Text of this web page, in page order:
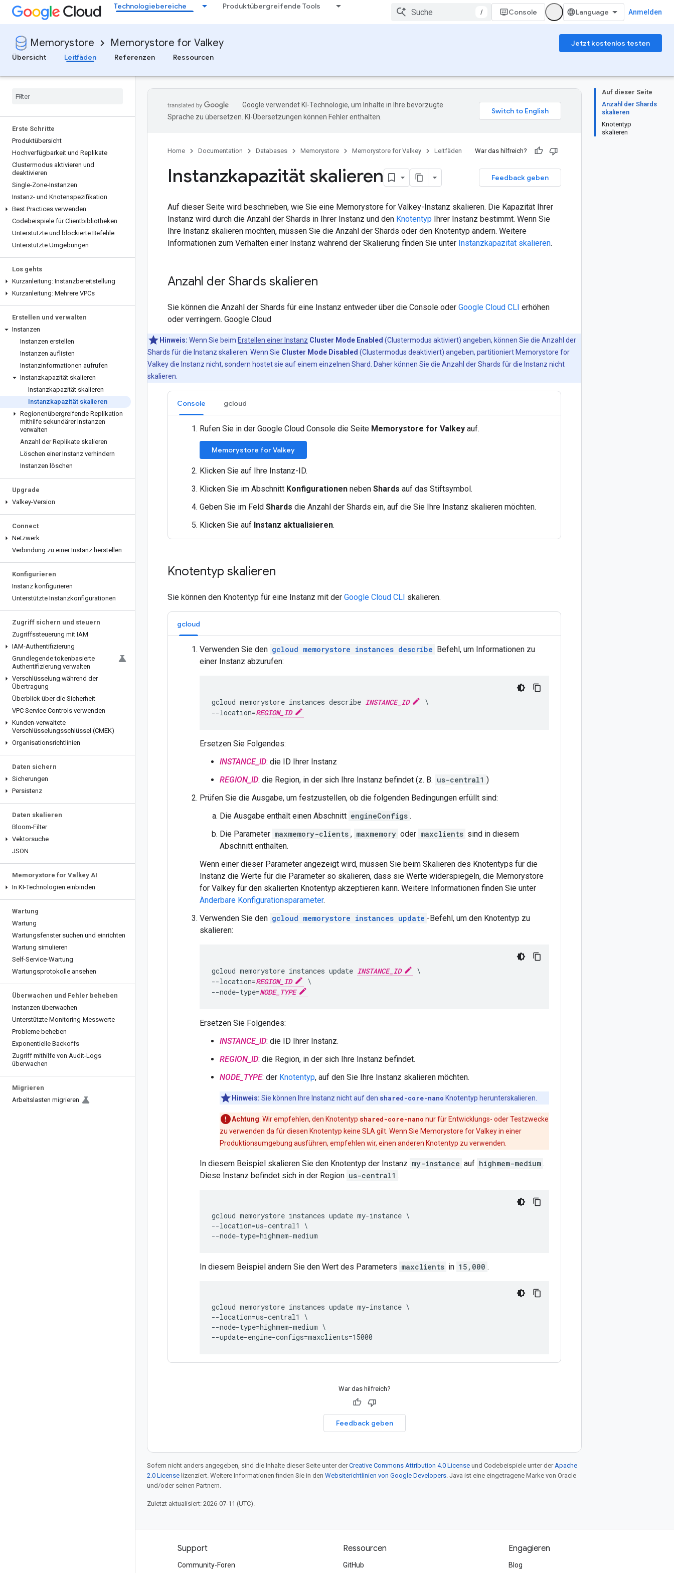
Technologiebereiche Produktübergreifende Tools
/ Console Anmelden
Memorystore Memorystore for Valkey
Jetzt kostenlos testen
Übersicht
Leitfäden Referenzen Ressourcen
Erste Schritte
Produktübersicht
Hochverfügbarkeit und Replikate
Clustermodus aktivieren und
deaktivieren
Single-Zone-Instanzen
Instanz- und Knotenspezifikation
Best Practices verwenden
Codebeispiele für Clientbibliotheken
Unterstützte und blockierte Befehle
Unterstützte Umgebungen
Los gehts
Kurzanleitung: Instanzbereitstellung
Kurzanleitung: Mehrere VPCs
Erstellen und verwalten
Instanzen
Instanzen erstellen
Instanzen auflisten
Instanzinformationen aufrufen
Instanzkapazität skalieren
Instanzkapazität skalieren
Instanzkapazität skalieren
Regionenübergreifende Replikation
mithilfe sekundärer Instanzen
verwalten
Anzahl der Replikate skalieren
Löschen einer Instanz verhindern
Instanzen löschen
Upgrade
Valkey-Version
Connect
Netzwerk
Verbindung zu einer Instanz herstellen
Konfigurieren
Instanz konfigurieren
Unterstützte Instanzkonfigurationen
Zugriff sichern und steuern
Zugriffssteuerung mit IAM
IAM-Authentifizierung
Grundlegende tokenbasierte
Authentifizierung verwalten
Verschlüsselung während der
Übertragung
Überblick über die Sicherheit
VPC Service Controls verwenden
Kunden-verwaltete
Verschlüsselungsschlüssel (CMEK)
Organisationsrichtlinien
Daten sichern
Sicherungen
Persistenz
Daten skalieren
Bloom-Filter
Vektorsuche
JSON
Memorystore for Valkey AI
In KI-Technologien einbinden
Wartung
Wartung
Wartungsfenster suchen und einrichten
Wartung simulieren
Self-Service-Wartung
Wartungsprotokolle ansehen
Überwachen und Fehler beheben
Instanzen überwachen
Unterstützte Monitoring-Messwerte
Probleme beheben
Exponentielle Backoffs
Zugriff mithilfe von Audit-Logs
überwachen
Migrieren
Arbeitslasten migrieren
Auf dieser Seite
Anzahl der Shards
skalieren
Knotentyp
skalieren
Google verwendet KI-Technologie, um Inhalte in Ihre bevorzugte
Sprache zu übersetzen. KI-Übersetzungen können Fehler enthalten.
Home Documentation Databases Memorystore Memorystore for Valkey Leitfäden War das hilfreich?
Feedback geben
Instanzkapazität skalieren
Auf dieser Seite wird beschrieben, wie Sie eine Memorystore for Valkey-Instanz skalieren. Die Kapazität Ihrer
Instanz wird durch die Anzahl der Shards in Ihrer Instanz und den Knotentyp Ihrer Instanz bestimmt. Wenn Sie
Ihre Instanz skalieren möchten, müssen Sie die Anzahl der Shards oder den Knotentyp ändern. Weitere
Informationen zum Verhalten einer Instanz während der Skalierung finden Sie unter Instanzkapazität skalieren.
Anzahl der Shards skalieren
Sie können die Anzahl der Shards für eine Instanz entweder über die Console oder Google Cloud CLI erhöhen
oder verringern. Google Cloud
Hinweis: Wenn Sie beim Erstellen einer Instanz Cluster Mode Enabled (Clustermodus aktiviert) angeben, können Sie die Anzahl der
Shards für die Instanz skalieren. Wenn Sie Cluster Mode Disabled (Clustermodus deaktiviert) angeben, partitioniert Memorystore for
Valkey die Instanz nicht, sondern hostet sie auf einem einzelnen Shard. Daher können Sie die Anzahl der Shards für die Instanz nicht
skalieren.
Console gcloud
Rufen Sie in der Google Cloud Console die Seite Memorystore for Valkey auf.
Memorystore for Valkey
Klicken Sie auf Ihre Instanz-ID.
Klicken Sie im Abschnitt Konfigurationen neben Shards auf das Stiftsymbol.
Geben Sie im Feld Shards die Anzahl der Shards ein, auf die Sie Ihre Instanz skalieren möchten.
Klicken Sie auf Instanz aktualisieren.
Knotentyp skalieren
Sie können den Knotentyp für eine Instanz mit der Google Cloud CLI skalieren.
gcloud
Verwenden Sie den gcloud memorystore instances describe Befehl, um Informationen zu
einer Instanz abzurufen:
gcloud memorystore instances describe INSTANCE_ID
\
--location=REGION_ID
Ersetzen Sie Folgendes:
INSTANCE_ID: die ID Ihrer Instanz
REGION_ID: die Region, in der sich Ihre Instanz befindet (z. B. us-central1 )
Prüfen Sie die Ausgabe, um festzustellen, ob die folgenden Bedingungen erfüllt sind:
Die Ausgabe enthält einen Abschnitt engineConfigs .
Die Parameter maxmemory-clients , maxmemory oder maxclients sind in diesem
Abschnitt enthalten.
Wenn einer dieser Parameter angezeigt wird, müssen Sie beim Skalieren des Knotentyps für die
Instanz die Werte für die Parameter so skalieren, dass sie Werte widerspiegeln, die Memorystore
for Valkey für den skalierten Knotentyp akzeptieren kann. Weitere Informationen finden Sie unter
Änderbare Konfigurationsparameter.
Verwenden Sie den gcloud memorystore instances update -Befehl, um den Knotentyp zu
skalieren:
gcloud memorystore instances update INSTANCE_ID
\
--location=REGION_ID
\
--node-type=NODE_TYPE
Ersetzen Sie Folgendes:
INSTANCE_ID: die ID Ihrer Instanz.
REGION_ID: die Region, in der sich Ihre Instanz befindet.
NODE_TYPE: der Knotentyp, auf den Sie Ihre Instanz skalieren möchten.
Hinweis: Sie können Ihre Instanz nicht auf den shared-core-nano Knotentyp herunterskalieren.
Achtung: Wir empfehlen, den Knotentyp shared-core-nano nur für Entwicklungs- oder Testzwecke
zu verwenden da für diesen Knotentyp keine SLA gilt. Wenn Sie Memorystore for Valkey in einer
Produktionsumgebung ausführen, empfehlen wir, einen anderen Knotentyp zu verwenden.
In diesem Beispiel skalieren Sie den Knotentyp der Instanz my-instance auf highmem-medium .
Diese Instanz befindet sich in der Region us-central1 .
gcloud memorystore instances update my-instance \
--location=us-central1 \
In diesem Beispiel ändern Sie den Wert des Parameters maxclients in 15,000 .
gcloud memorystore instances update my-instance \
--location=us-central1 \
--node-type=highmem-medium \
War das hilfreich?
Feedback geben
Sofern nicht anders angegeben, sind die Inhalte dieser Seite unter derCreative Commons Attribution 4.0 License und Codebeispiele unter derApache
2.0 License lizenziert. Weitere Informationen finden Sie in den Websiterichtlinien von Google Developers. Java ist eine eingetragene Marke von Oracle
und/oder seinen Partnern.
Zuletzt aktualisiert: 2026-07-11 (UTC).
Support
Community-Foren
Ressourcen
GitHub
Engagieren
Blog